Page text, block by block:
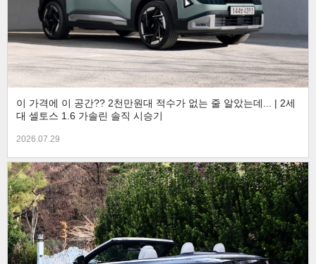
이 가격에 이 공간?? 2천만원대 적수가 없는 줄 알았는데... | 2세
대 셀토스 1.6 가솔린 솔직 시승기
2026.07.29